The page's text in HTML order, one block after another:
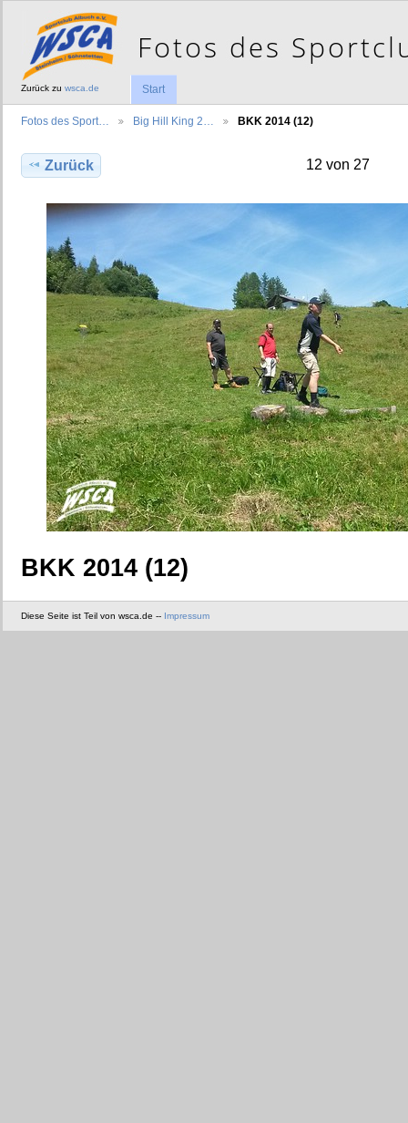
Zurück zu wsca.de Start
Fotos des Sport… Big Hill King 2… BKK 2014 (12)
Zurück 12 von 27
BKK 2014 (12)
Diese Seite ist Teil von wsca.de -- Impressum